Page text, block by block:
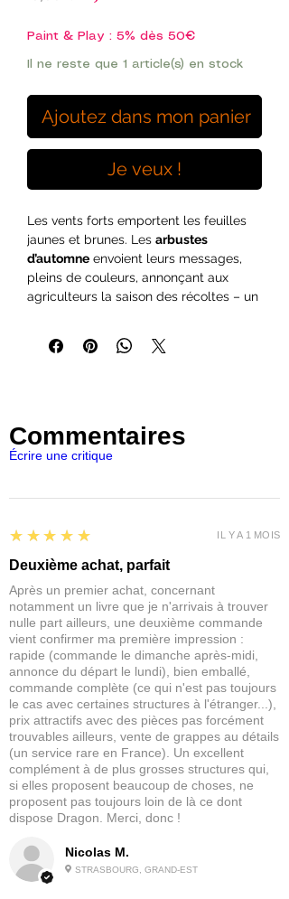
Paint & Play : 5% dès 50€
Il ne reste que 1 article(s) en stock
Ajoutez dans mon panier
Je veux !
Les vents forts emportent les feuilles
jaunes et brunes. Les arbustes
d’automne envoient leurs messages,
pleins de couleurs, annonçant aux
agriculteurs la saison des récoltes – un
Cette feuille contient environ
Nous recommandons d’utiliser une
pince pour décoller les touffes avec
précision. Pour une fixation plus solide
Commentaires
Écrire une critique
Nicolas M.
STRASBOURG, GRAND-EST
5
★★★★★
Deuxième achat, parfait
Après un premier achat, concernant
notamment un livre que je n'arrivais à trouver
nulle part ailleurs, une deuxième commande
vient confirmer ma première impression :
rapide (commande le dimanche après-midi,
annonce du départ le lundi), bien emballé,
commande complète (ce qui n'est pas toujours
le cas avec certaines structures à l'étranger...),
prix attractifs avec des pièces pas forcément
trouvables ailleurs, vente de grappes au détails
(un service rare en France). Un excellent
complément à de plus grosses structures qui,
si elles proposent beaucoup de choses, ne
proposent pas toujours loin de là ce dont
dispose Dragon. Merci, donc !
IL Y A 1 MOIS